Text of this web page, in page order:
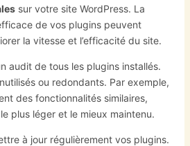
sur votre site WordPress. La
de vos plugins peuvent
la vitesse et l’efficacité du site.
audit de tous les plugins installés.
ou redondants. Par exemple,
des fonctionnalités similaires,
plus léger et le mieux maintenu.
à jour régulièrement vos plugins.